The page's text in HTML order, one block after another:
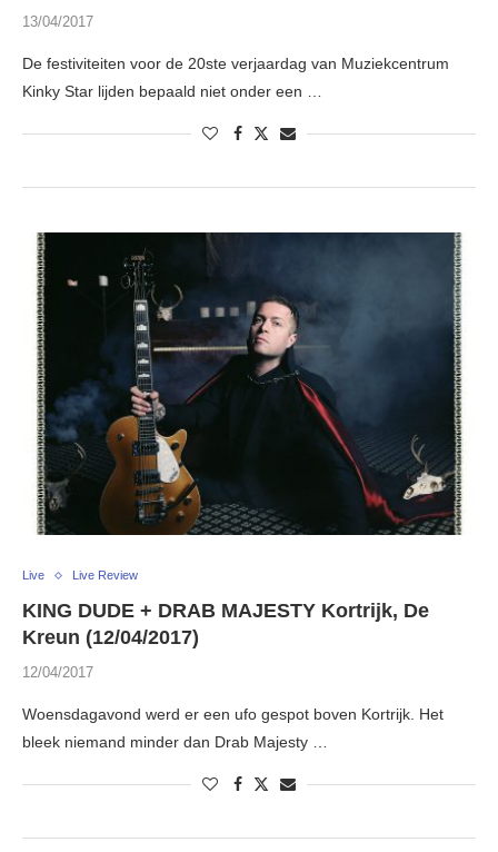
13/04/2017
De festiviteiten voor de 20ste verjaardag van Muziekcentrum
Kinky Star lijden bepaald niet onder een …
Live Live Review
KING DUDE + DRAB MAJESTY Kortrijk, De
Kreun (12/04/2017)
12/04/2017
Woensdagavond werd er een ufo gespot boven Kortrijk. Het
bleek niemand minder dan Drab Majesty …